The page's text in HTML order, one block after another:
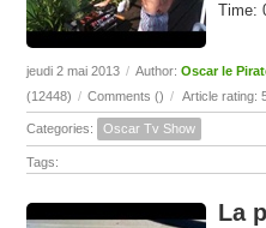
Time:
jeudi 2 mai 2013 / Author:Oscar le
(12448) / Comments () / Article rating:
Categories: Oscar Tv Show
Tags:
La